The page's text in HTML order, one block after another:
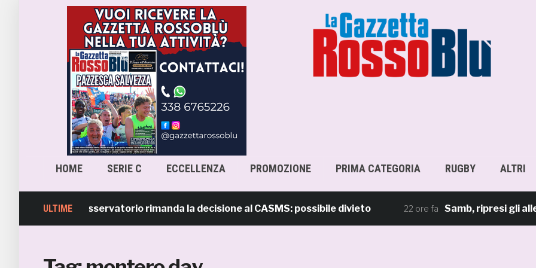
HOME SERIE C ECCELLENZA PROMOZIONE PRIMA CATEGORIA RUGBY ALTRI
ULTIME
Samb, l’Osservatorio rimanda la decisione al CASMS: possibile divieto 22 ore fa Samb, ripresi gli